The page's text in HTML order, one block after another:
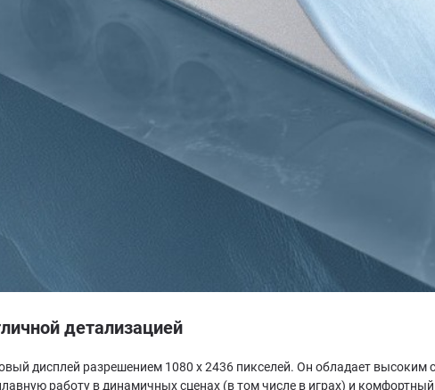
детализацией
дисплей разрешением 1080 х 2436 пикселей. Он обладает высоким
работу в динамичных сценах (в том числе в играх) и